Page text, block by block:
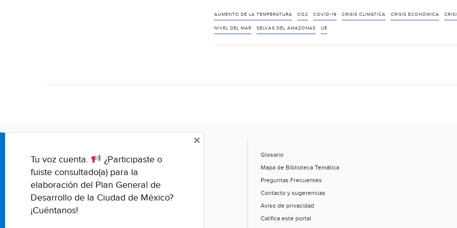
AUMENTO DE LA TEMPERATURA CO2 COVID-19 CRISIS CLIMÁTICA CRISIS ECONÓMICA
NIVEL DEL MAR SELVAS DEL AMAZONAS UE
Glosario
Mapa de Biblioteca Temática
Preguntas Frecuentes
Contacto y sugerencias
Aviso de privacidad
Califica este portal
Tu voz cuenta.
¿Participaste o
fuiste consultado(a) para la
elaboración del Plan General de
Desarrollo de la Ciudad de México?
¡Cuéntanos!
×